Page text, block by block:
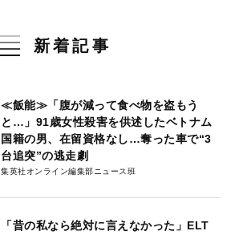
新着記事
≪飯能≫「腹が減って食べ物を盗もう
と…」91歳女性殺害を供述したベトナム
国籍の男、在留資格なし…奪った車で“3
台追突”の逃走劇
集英社オンライン編集部ニュース班
「昔の私なら絶対に言えなかった」ELT